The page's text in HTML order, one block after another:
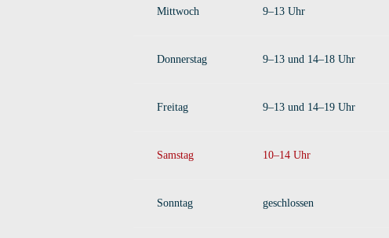
Mittwoch 9–13 Uhr
Donnerstag 9–13 und 14–18 Uhr
Freitag 9–13 und 14–19 Uhr
Samstag 10–14 Uhr
Sonntag geschlossen